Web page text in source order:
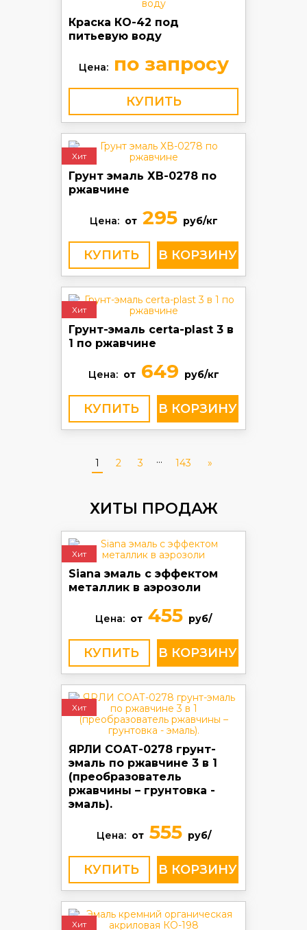
Краска КО-42 под
питьевую воду
Цена:по запросу
КУПИТЬ
Хит
Грунт эмаль ХВ-0278 по
ржавчине
Цена: от295 руб/кг
КУПИТЬ
Хит
Грунт-эмаль certa-plast 3 в
1 по ржавчине
Цена: от649 руб/кг
КУПИТЬ
1 2 3 ... 143 »
ХИТЫ ПРОДАЖ
Хит
Siana эмаль с эффектом
металлик в аэрозоли
Цена: от 455 руб/
КУПИТЬ
Хит
ЯРЛИ СОАТ-0278 грунт-
эмаль по ржавчине 3 в 1
(преобразователь
ржавчины – грунтовка -
эмаль).
Цена: от555 руб/
КУПИТЬ
Хит